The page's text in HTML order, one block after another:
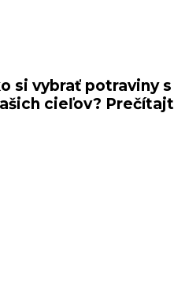
si vybrať potraviny
cieľov?